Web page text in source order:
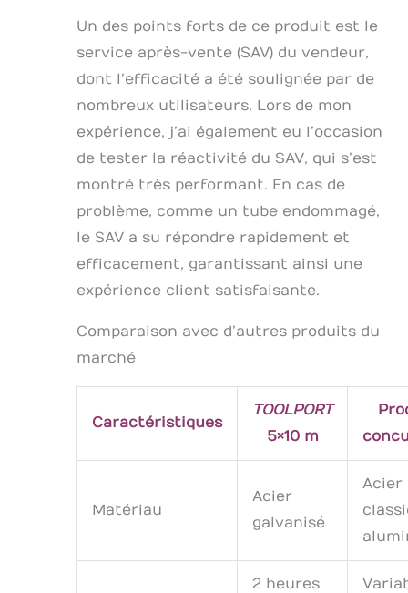
Un des points forts de ce produit est le
service après-vente (SAV) du vendeur,
dont l’efficacité a été soulignée par de
nombreux utilisateurs. Lors de mon
expérience, j’ai également eu l’occasion
de tester la réactivité du SAV, qui s’est
montré très performant. En cas de
problème, comme un tube endommagé,
le SAV a su répondre rapidement et
efficacement, garantissant ainsi une
expérience client satisfaisante.
Comparaison avec d’autres produits du
marché
Caractéristiques
TOOLPORT
5×10 m
Matériau
Acier
galvanisé
Acier
2 heures